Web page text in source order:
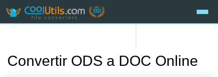
Convertir ODS a DOC Online